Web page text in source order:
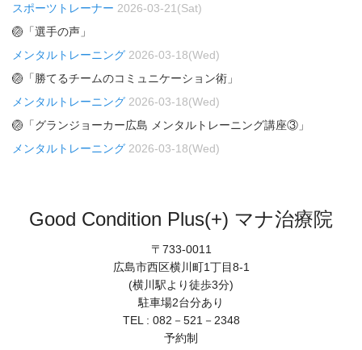
スポーツトレーナー 2026-03-21(Sat)
🏐「選手の声」
メンタルトレーニング 2026-03-18(Wed)
🏐「勝てるチームのコミュニケーション術」
メンタルトレーニング 2026-03-18(Wed)
🏐「グランジョーカー広島 メンタルトレーニング講座③」
メンタルトレーニング 2026-03-18(Wed)
Good Condition Plus(+) マナ治療院
〒733-0011
広島市西区横川町1丁目8-1
(横川駅より徒歩3分)
駐車場2台分あり
TEL : 082－521－2348
予約制